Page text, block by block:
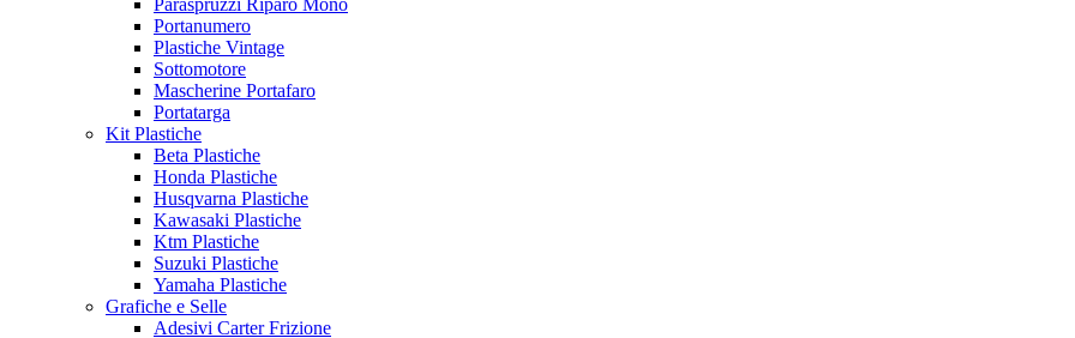
Paraspruzzi Riparo Mono
Portanumero
Plastiche Vintage
Sottomotore
Mascherine Portafaro
Portatarga
Kit Plastiche
Beta Plastiche
Honda Plastiche
Husqvarna Plastiche
Kawasaki Plastiche
Ktm Plastiche
Suzuki Plastiche
Yamaha Plastiche
Grafiche e Selle
Adesivi Carter Frizione